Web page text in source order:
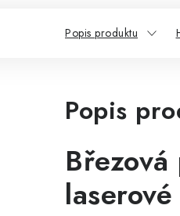
Popis produktu
Popis